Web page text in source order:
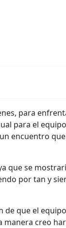
para
para el
encuentro
que se
por tan y
de que el
creo